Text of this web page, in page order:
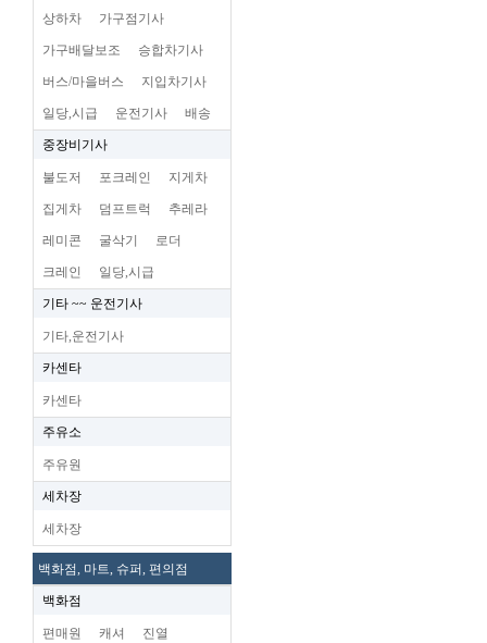
상하차 가구점기사
가구배달보조 승합차기사
버스/마을버스 지입차기사
일당,시급 운전기사 배송
중장비기사
불도저 포크레인 지게차
집게차 덤프트럭 추레라
레미콘 굴삭기 로더
크레인 일당,시급
기타 ~~ 운전기사
기타,운전기사
카센타
카센타
주유소
주유원
세차장
세차장
백화점, 마트, 슈퍼, 편의점
백화점
편매원 캐셔 진열